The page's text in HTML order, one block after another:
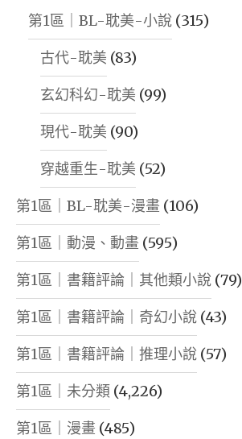
第1區｜BL-耽美-小說 (315)
古代-耽美 (83)
玄幻科幻-耽美 (99)
現代-耽美 (90)
穿越重生-耽美 (52)
第1區｜BL-耽美-漫畫 (106)
第1區｜動漫、動畫 (595)
第1區｜書籍評論｜其他類小說 (79)
第1區｜書籍評論｜奇幻小說 (43)
第1區｜書籍評論｜推理小說 (57)
第1區｜未分類 (4,226)
第1區｜漫畫 (485)